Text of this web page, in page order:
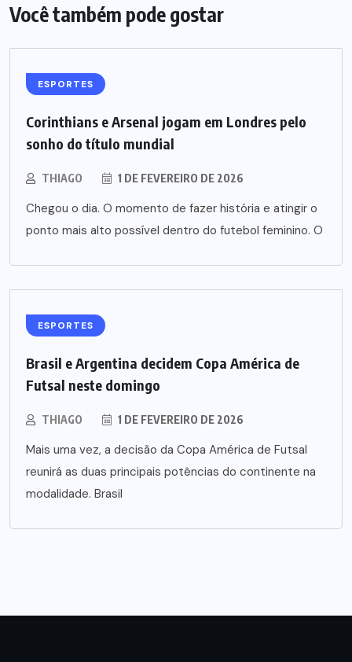
Você também pode gostar
ESPORTES
Corinthians e Arsenal jogam em Londres pelo
sonho do título mundial
THIAGO 1 DE FEVEREIRO DE 2026
Chegou o dia. O momento de fazer história e atingir o
ponto mais alto possível dentro do futebol feminino. O
ESPORTES
Brasil e Argentina decidem Copa América de
Futsal neste domingo
THIAGO 1 DE FEVEREIRO DE 2026
Mais uma vez, a decisão da Copa América de Futsal
reunirá as duas principais potências do continente na
modalidade. Brasil